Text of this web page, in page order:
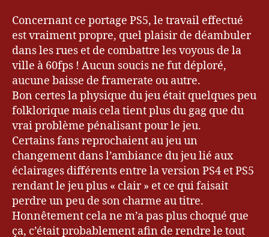
Concernant ce portage PS5, le travail effectué
est vraiment propre, quel plaisir de déambuler
dans les rues et de combattre les voyous de la
ville à 60fps ! Aucun soucis ne fut déploré,
aucune baisse de framerate ou autre.
Bon certes la physique du jeu était quelques peu
folklorique mais cela tient plus du gag que du
vrai problème pénalisant pour le jeu.
Certains fans reprochaient au jeu un
changement dans l’ambiance du jeu lié aux
éclairages différents entre la version PS4 et PS5
rendant le jeu plus « clair » et ce qui faisait
perdre un peu de son charme au titre.
Honnêtement cela ne m’a pas plus choqué que
ça, c’était probablement afin de rendre le tout